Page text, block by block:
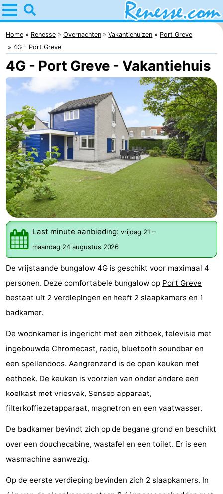
Home
Renesse
Tips
Voor
Appartementen
-
Port
Greve
-
Zeeuwse
Kust
Bed
(&
breakfasts)
Campings
Hotels
Vakantiehuizen
-
Buitenheem
-
Oase
Duinoord
-
Ginsterveld
-
Julianahoeve
-
Livingstone
-
Greve
Port
Zélande
-
Resort
-
Home Renesse Overnachten Vakantiehuizen
Port Greve
4G - Port Greve
4G - Port Greve - Vakantiehuis
Last minute aanbieding: vrijdag 21 –
maandag 24 augustus 2026
De vrijstaande bungalow 4G is geschikt voor maximaal 4
personen. Deze comfortabele bungalow op Port Greve
bestaat uit 2 verdiepingen en heeft 2 slaapkamers en 1
badkamer.
De woonkamer is ingericht met een zithoek, televisie met
ingebouwde Chromecast, radio, bluetooth soundbar en
een spellendoos. Aangrenzend is de open keuken met
eethoek. De keuken is voorzien van onder andere een
koelkast met vriesvak, Senseo apparaat,
filterkoffiezetapparaat, magnetron en een vaatwasser.
De badkamer bevindt zich op de begane grond en beschikt
over een douchecabine, wastafel en een toilet. Er is een
wasmachine aanwezig.
Op de eerste verdieping bevinden zich 2 slaapkamers. In